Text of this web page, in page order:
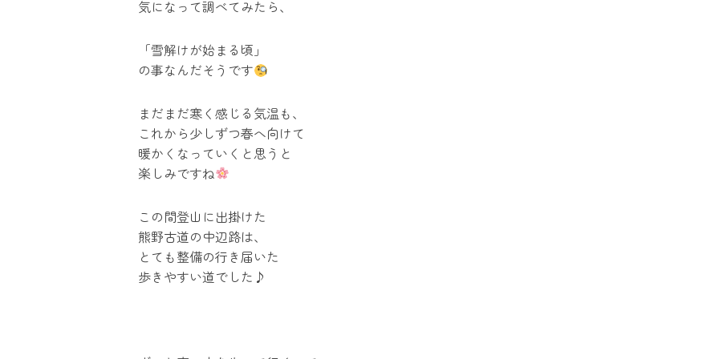
気になって調べてみたら、
「雪解けが始まる頃」
の事なんだそうです
まだまだ寒く感じる気温も、
これから少しずつ春へ向けて
暖かくなっていくと思うと
楽しみですね
この間登山に出掛けた
熊野古道の中辺路は、
とても整備の行き届いた
歩きやすい道でした♪